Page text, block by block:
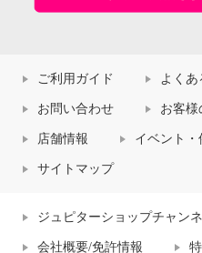
ご利用ガイド よくあ
お問い合わせ お客様
店舗情報 イベント・
サイトマップ
ジュピターショップチャン
会社概要/免許情報